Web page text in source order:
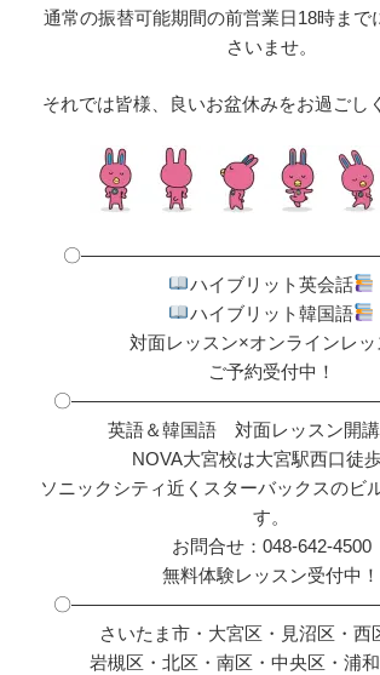
通常の振替可能期間の前営業日18時まで
さいませ。
それでは皆様、良いお盆休みをお過ごし
〇
ハイブリット英会話
ハイブリット韓国語
対面レッスン×オンラインレッ
ご予約受付中！
〇
英語＆韓国語 対面レッスン開講
NOVA大宮校は大宮駅西口徒
ソニックシティ近くスターバックスのビ
す。
お問合せ：048-642-4500
無料体験レッスン受付中！
〇
さいたま市・大宮区・見沼区・西
岩槻区・北区・南区・中央区・浦